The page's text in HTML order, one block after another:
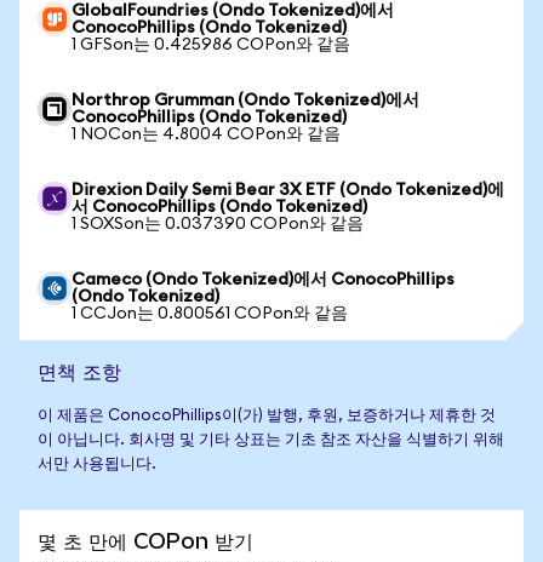
GlobalFoundries (Ondo Tokenized)에서
ConocoPhillips (Ondo Tokenized)
1 GFSon는 0.425986 COPon와 같음
Northrop Grumman (Ondo Tokenized)에서
ConocoPhillips (Ondo Tokenized)
1 NOCon는 4.8004 COPon와 같음
Direxion Daily Semi Bear 3X ETF (Ondo Tokenized)에
서 ConocoPhillips (Ondo Tokenized)
1 SOXSon는 0.037390 COPon와 같음
Cameco (Ondo Tokenized)에서 ConocoPhillips
(Ondo Tokenized)
1 CCJon는 0.800561 COPon와 같음
면책 조항
이 제품은 ConocoPhillips이(가) 발행, 후원, 보증하거나 제휴한 것
이 아닙니다. 회사명 및 기타 상표는 기초 참조 자산을 식별하기 위해
서만 사용됩니다.
몇 초 만에 COPon 받기